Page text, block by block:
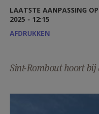
AANMELDEN
LAATSTE AANPASSING
2025 - 12:15
AFDRUKKEN
Sint-Rombout hoort